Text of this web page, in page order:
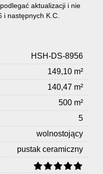
Usługi
Dla
aktualizacji i nie
i następnych K.C.
HSH-DS-8956
149,10 m²
140,47 m²
500 m²
5
wolnostojący
pustak ceramiczny